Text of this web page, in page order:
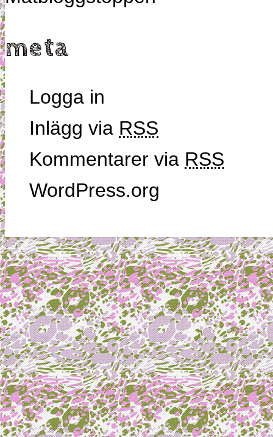
meta
Logga in
Inlägg via RSS
Kommentarer via RSS
WordPress.org